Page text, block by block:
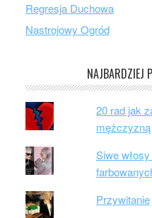
Regresja Duchowa
Nastrojowy Ogród
NAJBARDZIEJ
20 rad jak
mężczyzną
Siwe
Przywitanie